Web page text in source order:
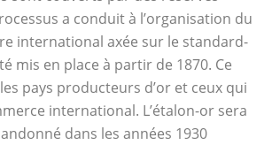
a conduit à l’organisation du
international axée sur le standard-
mis en place à partir de 1870. Ce
pays producteurs d’or et ceux qui
international. L’étalon-or sera
dans les années 1930